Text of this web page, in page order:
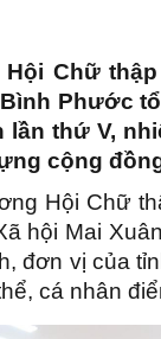
Chữ thập
Phước
thứ V,
cộng
Hội Chữ
hội Mai
đơn vị của
cá nhân